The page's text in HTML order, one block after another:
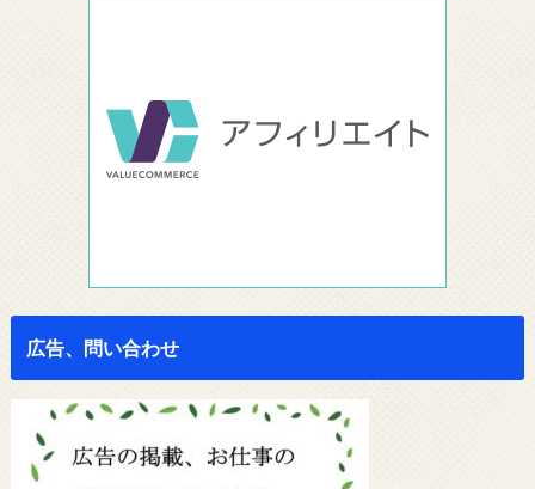
広告、問い合わせ